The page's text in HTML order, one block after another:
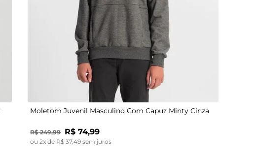
16
Moletom Juvenil Masculino Com Capuz Minty Cinza
R$ 249,99 R$ 74,99
ou2x de R$ 37,49 sem juros